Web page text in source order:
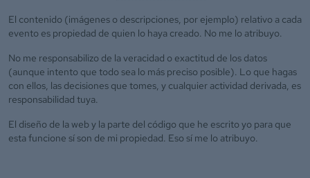
El contenido (imágenes o descripciones, por ejemplo) relativo a cada
evento es propiedad de quien lo haya creado. No me lo atribuyo.
No me responsabilizo de la veracidad o exactitud de los datos
(aunque intento que todo sea lo más preciso posible). Lo que hagas
con ellos, las decisiones que tomes, y cualquier actividad derivada, es
responsabilidad tuya.
El diseño de la web y la parte del código que he escrito yo para que
esta funcione sí son de mi propiedad. Eso sí me lo atribuyo.